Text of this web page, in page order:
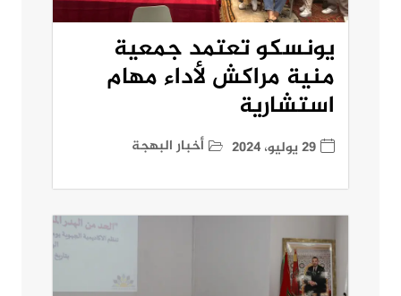
يونسكو تعتمد جمعية
منية مراكش لأداء مهام
استشارية
29 يوليو، 2024 أخبار البهجة